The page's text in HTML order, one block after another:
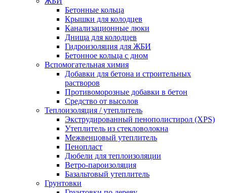
Бетонные кольца
Крышки для колодцев
Канализационные люки
Днища для колодцев
Гидроизоляция для ЖБИ
Бетонное кольца с дном
Вспомогательная химия
Добавки для бетона и строительных
растворов
Противоморозные добавки в бетон
Средство от высолов
Теплоизоляция / утеплитель
Экструдированный пенополистирол (XPS)
Утеплитель из стекловолокна
Межвенцовый утеплитель
Пенопласт
Дюбели для теплоизоляции
Ветро-пароизоляция
Базальтовый утеплитель
Грунтовки